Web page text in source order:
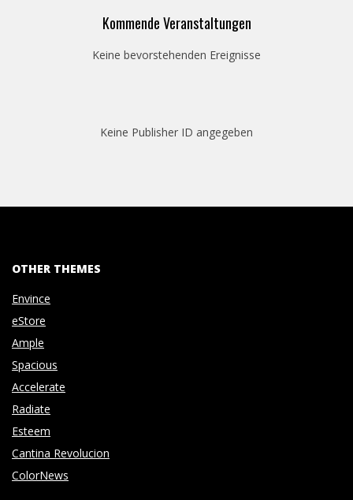
Kommende Veranstaltungen
Keine bevorstehenden Ereignisse
Keine Publisher ID angegeben
OTHER THEMES
Envince
eStore
Ample
Spacious
Accelerate
Radiate
Esteem
Cantina Revolucion
ColorNews